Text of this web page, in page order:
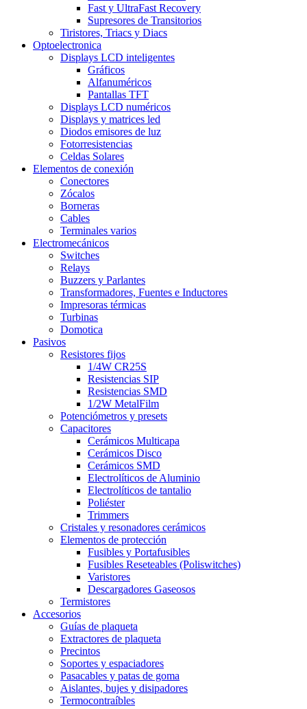
Fast y UltraFast Recovery
Supresores de Transitorios
Tiristores, Triacs y Diacs
Optoelectronica
Displays LCD inteligentes
Gráficos
Alfanuméricos
Pantallas TFT
Displays LCD numéricos
Displays y matrices led
Diodos emisores de luz
Fotorresistencias
Celdas Solares
Elementos de conexión
Conectores
Zócalos
Borneras
Cables
Terminales varios
Electromecánicos
Switches
Relays
Buzzers y Parlantes
Transformadores, Fuentes e Inductores
Impresoras térmicas
Turbinas
Domotica
Pasivos
Resistores fijos
1/4W CR25S
Resistencias SIP
Resistencias SMD
1/2W MetalFilm
Potenciómetros y presets
Capacitores
Cerámicos Multicapa
Cerámicos Disco
Cerámicos SMD
Electrolíticos de Aluminio
Electrolíticos de tantalio
Poliéster
Trimmers
Cristales y resonadores cerámicos
Elementos de protección
Fusibles y Portafusibles
Fusibles Reseteables (Poliswitches)
Varistores
Descargadores Gaseosos
Termistores
Accesorios
Guías de plaqueta
Extractores de plaqueta
Precintos
Soportes y espaciadores
Pasacables y patas de goma
Aislantes, bujes y disipadores
Termocontraíbles